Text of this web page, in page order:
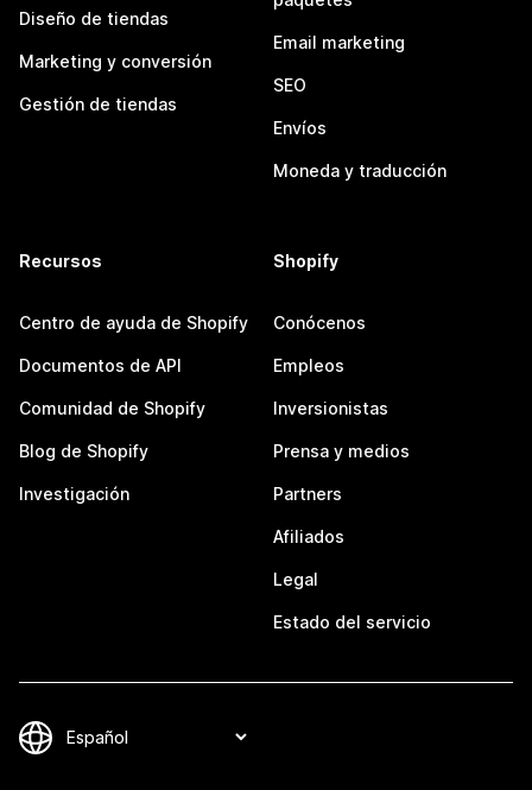
Diseño de tiendas
Marketing y conversión
Gestión de tiendas
Email marketing
SEO
Envíos
Moneda y traducción
Recursos
Centro de ayuda de Shopify
Documentos de API
Comunidad de Shopify
Blog de Shopify
Investigación
Shopify
Conócenos
Empleos
Inversionistas
Prensa y medios
Partners
Afiliados
Legal
Estado del servicio